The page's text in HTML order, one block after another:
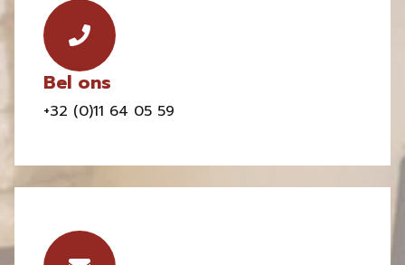
Bel ons
+32 (0)11 64 05 59